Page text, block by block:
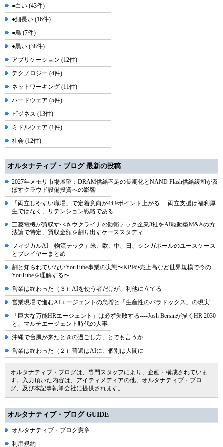
●白い (43件)
●細長い (16件)
●鳥 (7件)
●黒い (38件)
アプリケーション (12件)
テクノロジー (4件)
ネットワーキング (11件)
ハードウェア (5件)
ビジネス (13件)
ミドルウェア (1件)
社会 (12件)
オルタナティブ・ブログ 最新の投稿
2027年メモリ市場展望：DRAM供給不足の長期化とNAND Flash供給緩和が及
ぼすクラウド設備投資への影響
「両立しやすい職場」で定着意向が44.9ポイント上がる----両立支援は福利厚
生ではなく、リテンション戦略である
三菱電機が買収すべきウクライナの防衛テック企業3社をAI駆動型M&Aの方
法論で特定、買収金額を割り出すケーススタディ
フィジカルAI「物流テック」米、欧、中、日、シンガポールのユースケース
とプレイヤーまとめ
割と知られていないYouTube事業の実態〜KPIや売上高など世界規模で今の
YouTubeを理解する〜
営業は終わった（３）AIを使う者だけが、利他に立てる
営業現場で進むAIエージェントの急増と「生産性のパラドックス」の現実
「巨大な万能HRエージェント」は必ず失敗する----Josh Bersinが描くHR 2030
と、マルチエージェント時代の人事
沖縄で台風が来たときの過ごし方、とでも言うか
営業は終わった（２）普遍はAIに、個別は人間に
オルタナティブ・ブログは、専門スタッフにより、企画・構成されていま
す。入力頂いた内容は、アイティメディアの他、オルタナティブ・ブロ
グ、及び本記事執筆会社に提供されます。
オルタナティブ・ブログ GUIDE
オルタナティブ・ブログ憲章
利用規約